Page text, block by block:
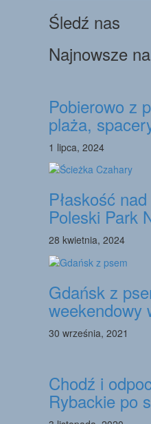
Śledź nas
Najnowsze
Pobierowo z
plaża,
1 lipca, 2024
Płaskość
Poleski Park
28 kwietnia, 2024
Gdańsk z
weekendowy
30 września, 2021
Chodź i
Rybackie po